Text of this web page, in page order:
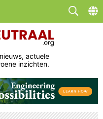
actuele
inzichten.